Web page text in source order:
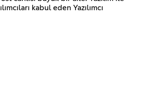
kabul eden Yazılımcı